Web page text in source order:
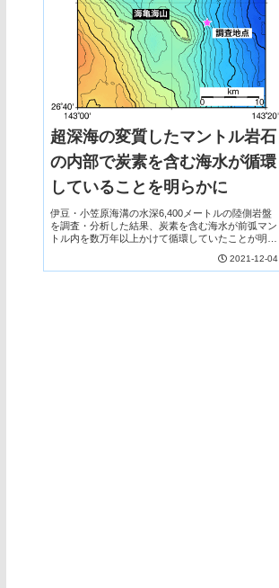
超深海の変質したマントル岩石
の内部で炭素を含む海水が循環
していることを明らかに
伊豆・小笠原海溝の水深6,400メートルの陸側岩盤
を調査・分析した結果、炭素を含む海水が前弧マン
トル内を数万年以上かけて循環していたことが明ら
万年以上炭素を保持できる炭素貯蔵庫である可能性
2021-12-04